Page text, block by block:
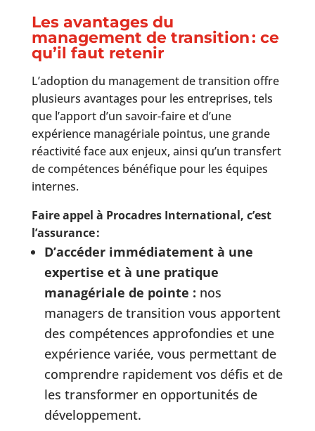
Les avantages du
management de transition : ce
qu’il faut retenir
L’adoption du management de transition offre
plusieurs avantages pour les entreprises, tels
que l’apport d’un savoir-faire et d’une
expérience managériale pointus, une grande
réactivité face aux enjeux, ainsi qu’un transfert
de compétences bénéfique pour les équipes
internes.
Faire appel à Procadres International, c’est
l’assurance :
D’accéder immédiatement à une
expertise et à une pratique
managériale de pointe : nos
managers de transition vous apportent
des compétences approfondies et une
expérience variée, vous permettant de
comprendre rapidement vos défis et de
les transformer en opportunités de
développement.